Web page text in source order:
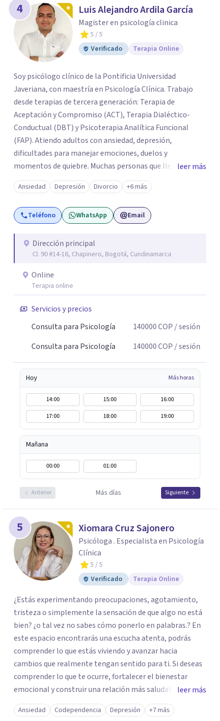
4 Luis Alejandro Ardila García
Magister en psicología clinica
5 / 5
Verificado
Terapia Online
Soy psicólogo clínico de la Pontificia Universidad
Javeriana, con maestría en Psicología Clínica. Trabajo
desde terapias de tercera generación: Terapia de
Aceptación y Compromiso (ACT), Terapia Dialéctico-
Conductual (DBT) y Psicoterapia Analítica Funcional
(FAP). Atiendo adultos con ansiedad, depresión,
dificultades para manejar emociones, duelos y
momentos de quiebre. Muchas personas que llegan a
consulta no solo cargan con un síntoma: sienten que sus
propias reacciones emocionales les complican más la
vida. Desde ahí trabajamos. No busco eliminar el
malestar a la fuerza. Prefiero entender qué lo sostiene y
forma presencial y también online.
leer más
Ansiedad Depresión Divorcio +6 más
Teléfono WhatsApp Email
Dirección principal
Cl. 90 #14-16, Chapinero, Bogotá, Cundinamarca
Online
Terapia online
Servicios y precios
Consulta para Psicología
140000COP / sesión
Consulta para Psicología
140000COP / sesión
Hoy Más horas
14:00 15:00
16:00
17:00
18:00 19:00
Mañana
00:00 01:00
Anterior Más días Siguiente
5 Xiomara Cruz Sajonero
Psicóloga . Especialista en Psicología
Clínica
5 / 5
Verificado
Terapia Online
¿Estás experimentando preocupaciones, agotamiento,
tristeza o simplemente la sensación de que algo no está
bien? ¿o tal vez no sabes cómo ponerlo en palabras.? En
este espacio encontrarás una escucha atenta, podrás
comprender lo que estás viviendo y avanzar hacia
cambios que realmente tengan sentido para ti. Si deseas
comprender lo que te ocurre, fortalecer el bienestar
emocional y construir una relación más saludable
contigo mismo y con los demás y sientes que este puede
ser un buen momento para empezar, estaré dispuesta a
leer más
Ansiedad Codependencia Depresión +7 más